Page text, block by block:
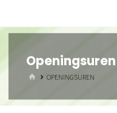
Openingsuren
OPENINGSUREN